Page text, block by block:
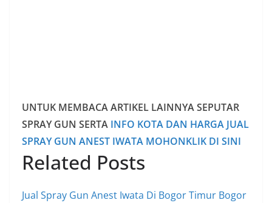
UNTUK MEMBACA ARTIKEL LAINNYA SEPUTAR
SPRAY GUN SERTA INFO KOTA DAN HARGA JUAL
SPRAY GUN ANEST IWATA MOHONKLIK DI SINI
Related Posts
Jual Spray Gun Anest Iwata Di Bogor Timur Bogor